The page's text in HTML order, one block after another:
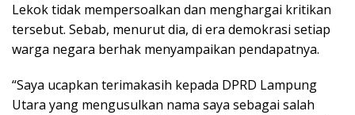
Lekok tidak mempersoalkan dan menghargai kritikan
tersebut. Sebab, menurut dia, di era demokrasi setiap
warga negara berhak menyampaikan pendapatnya.
“Saya ucapkan terimakasih kepada DPRD Lampung
Utara yang mengusulkan nama saya sebagai salah